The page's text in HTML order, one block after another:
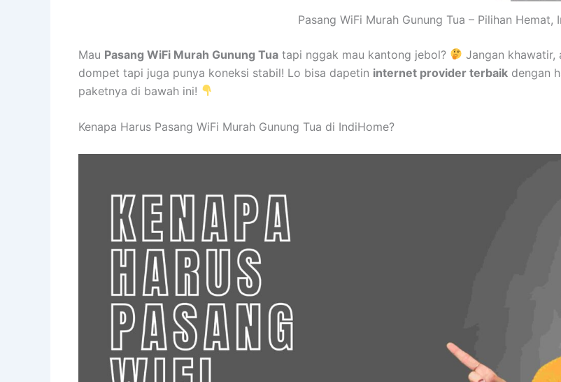
Pasang WiFi Murah Gunung Tua – Pilihan Hemat,
Mau Pasang WiFi Murah Gunung Tua tapi nggak mau kantong jebol? Jangan
dompet tapi juga punya koneksi stabil! Lo bisa dapetin internet provider terbaik dengan
paketnya di bawah ini!
Kenapa Harus Pasang WiFi Murah Gunung Tua di IndiHome?